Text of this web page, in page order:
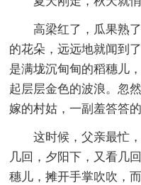
高梁红了，瓜果熟
的花朵，远远地就闻到
是满垅沉甸甸的稻穗儿
起层层金色的波浪。忽
嫁的村姑，一副羞答答的
这时候，父亲最忙
几回，夕阳下，又看几
穗儿，摊开手掌吹吹，